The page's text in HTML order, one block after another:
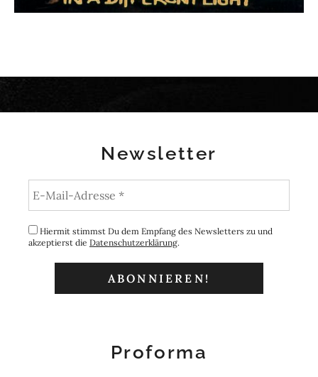
Newsletter
Hiermit stimmst Du dem Empfang des Newsletters zu und
akzeptierst die Datenschutzerklärung.
Proforma